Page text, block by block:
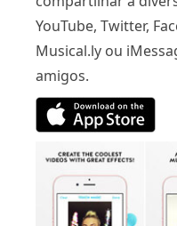
YouTube, Twitter,
Musical.ly ou
amigos.